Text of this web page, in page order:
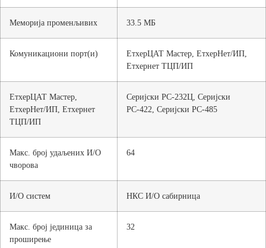
Меморија променљивих 33.5 МБ
Комуникациони порт(и)
ЕтхерЦАТ Мастер, ЕтхерНет/ИП,
Етхернет ТЦП/ИП
ЕтхерЦАТ Мастер,
ЕтхерНет/ИП, Етхернет
ТЦП/ИП
Серијски РС-232Ц, Серијски
РС-422, Серијски РС-485
Макс. број удаљених И/О
чворова
64
И/О систем НКС И/О сабирница
Макс. број јединица за
проширење
32